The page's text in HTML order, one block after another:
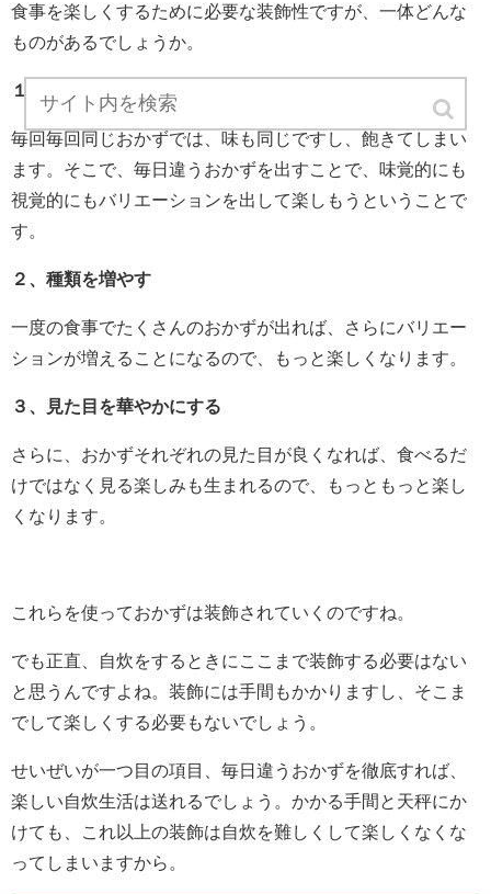
食事を楽しくするために必要な装飾性ですが、一体どんな
ものがあるでしょうか。
１、毎日違うおかず
毎回毎回同じおかずでは、味も同じですし、飽きてしまい
ます。そこで、毎日違うおかずを出すことで、味覚的にも
視覚的にもバリエーションを出して楽しもうということで
す。
２、種類を増やす
一度の食事でたくさんのおかずが出れば、さらにバリエー
ションが増えることになるので、もっと楽しくなります。
３、見た目を華やかにする
さらに、おかずそれぞれの見た目が良くなれば、食べるだ
けではなく見る楽しみも生まれるので、もっともっと楽し
くなります。
これらを使っておかずは装飾されていくのですね。
でも正直、自炊をするときにここまで装飾する必要はない
と思うんですよね。装飾には手間もかかりますし、そこま
でして楽しくする必要もないでしょう。
せいぜいが一つ目の項目、毎日違うおかずを徹底すれば、
楽しい自炊生活は送れるでしょう。かかる手間と天秤にか
けても、これ以上の装飾は自炊を難しくして楽しくなくな
ってしまいますから。